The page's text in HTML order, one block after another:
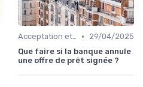
Acceptation et finalisation •
29/04/2025
Que faire si la banque annule
une offre de prêt signée ?